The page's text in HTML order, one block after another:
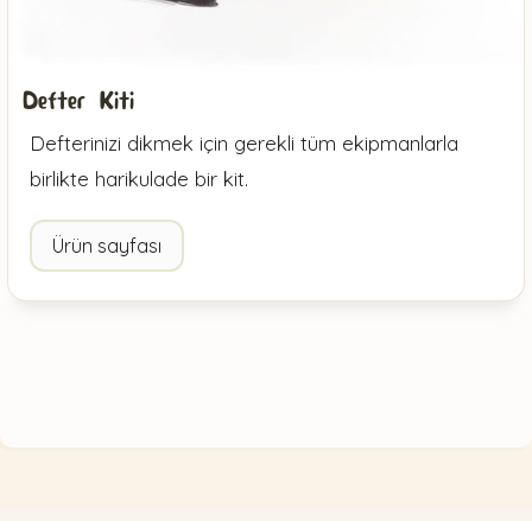
Defter Kiti
Defterinizi dikmek için gerekli tüm ekipmanlarla
birlikte harikulade bir kit.
Ürün sayfası